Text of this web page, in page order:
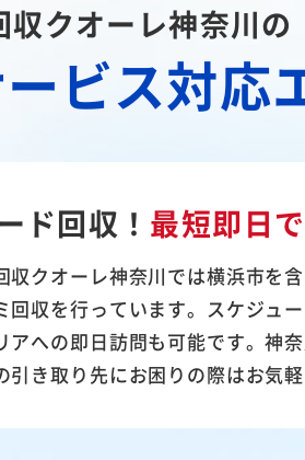
収クオーレ神奈川の
ビス対応
ド回収！ 最短即日
収クオーレ神奈川では横浜市を
回収を行っています。スケジュ
アへの即日訪問も可能です。神
引き取り先にお困りの際はお気軽